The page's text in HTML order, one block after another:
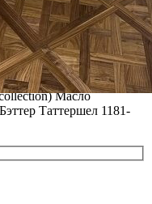
НА ПАРКЕТЕ.
ВОСКОМ
(Almond)
Масло
Таттершел 1181-